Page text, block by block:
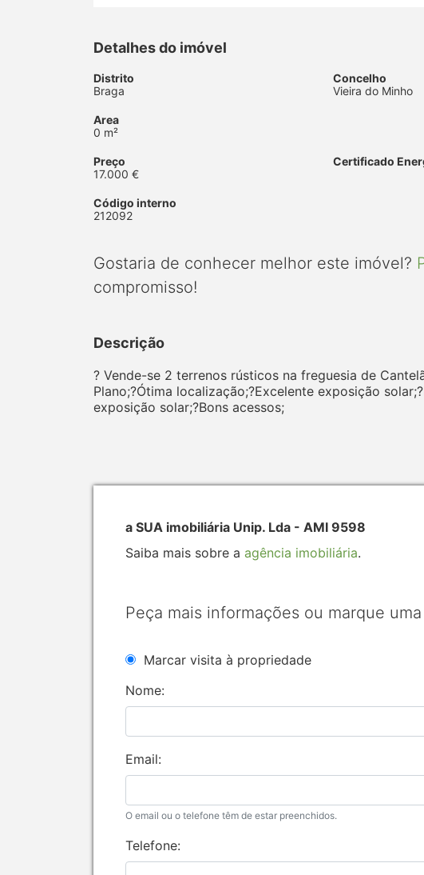
Detalhes do imóvel
Distrito
Braga
Concelho
Vieira do Minho
Area
0 m²
Preço
17.000 €
Certificado
Código interno
212092
Gostaria de conhecer melhor este imóvel?
compromisso!
Descrição
? Vende-se 2 terrenos rústicos na freguesia de
Plano;?Ótima localização;?Excelente exposição
exposição solar;?Bons acessos;
a SUA imobiliária Unip. Lda - AMI 9598
Saiba mais sobre a agência imobiliária.
Peça mais informações ou marque
Marcar visita à propriedade
Nome:
Email:
O email ou o telefone têm de estar preenchidos.
Telefone: